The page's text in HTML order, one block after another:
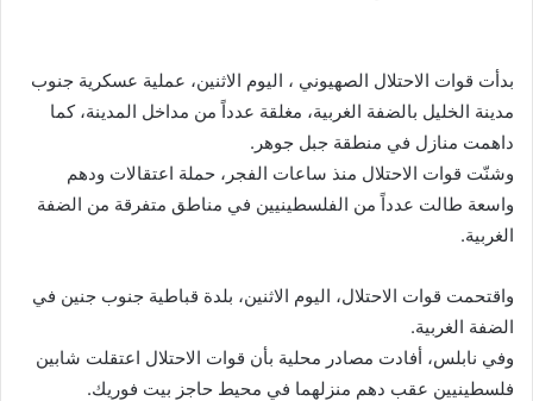
بدأت قوات الاحتلال الصهيوني ، اليوم الاثنين، عملية عسكرية جنوب
مدينة الخليل بالضفة الغربية، مغلقة عدداً من مداخل المدينة، كما
داهمت منازل في منطقة جبل جوهر.
وشنّت قوات الاحتلال منذ ساعات الفجر، حملة اعتقالات ودهم
واسعة طالت عدداً من الفلسطينيين في مناطق متفرقة من الضفة
الغربية.
واقتحمت قوات الاحتلال، اليوم الاثنين، بلدة قباطية جنوب جنين في
الضفة الغربية.
وفي نابلس، أفادت مصادر محلية بأن قوات الاحتلال اعتقلت شابين
فلسطينيين عقب دهم منزلهما في محيط حاجز بيت فوريك.